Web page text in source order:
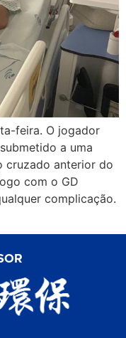
feira. O jogador
a uma
cruzado anterior do
com o GD
complicação.